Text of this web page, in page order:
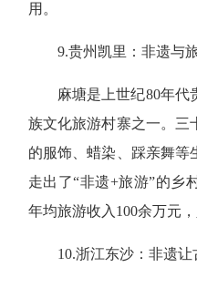
用。
9.贵州凯里：非遗与
麻塘是上世纪80年代
族文化旅游村寨之一。三
的服饰、蜡染、踩亲舞等
走出了“非遗+旅游”的乡
年均旅游收入100余万元
10.浙江东沙：非遗让